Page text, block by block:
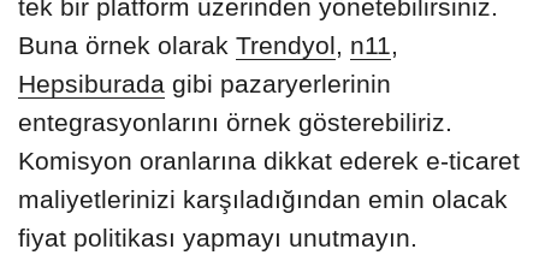
tek bir platform üzerinden yönetebilirsiniz.
Buna örnek olarak Trendyol, n11,
Hepsiburada gibi pazaryerlerinin
entegrasyonlarını örnek gösterebiliriz.
Komisyon oranlarına dikkat ederek e-ticaret
maliyetlerinizi karşıladığından emin olacak
fiyat politikası yapmayı unutmayın.